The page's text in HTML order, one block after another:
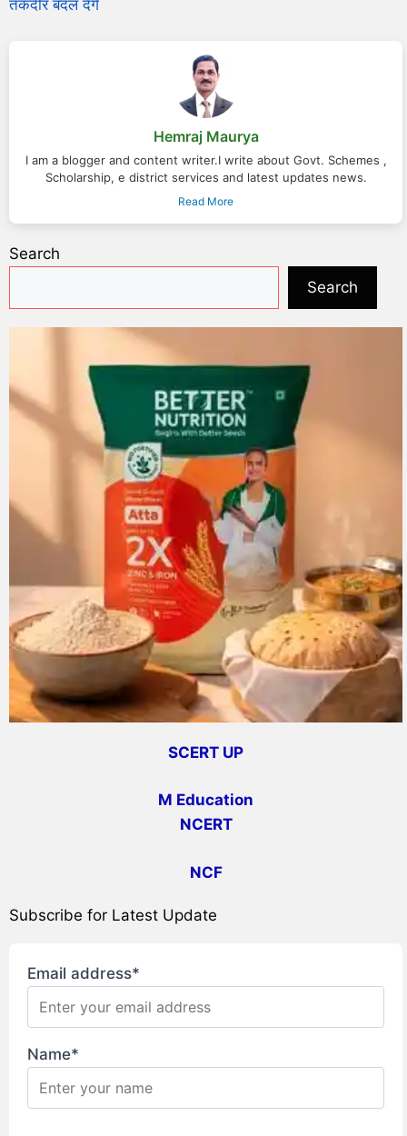
तकदीर बदल देंगे
Hemraj Maurya
I am a blogger and content writer.I write about Govt. Schemes ,
Scholarship, e district services and latest updates news.
Read More
Search
Search
SCERT UP
M Education
NCERT
NCF
Subscribe for Latest Update
Email address*
Name*